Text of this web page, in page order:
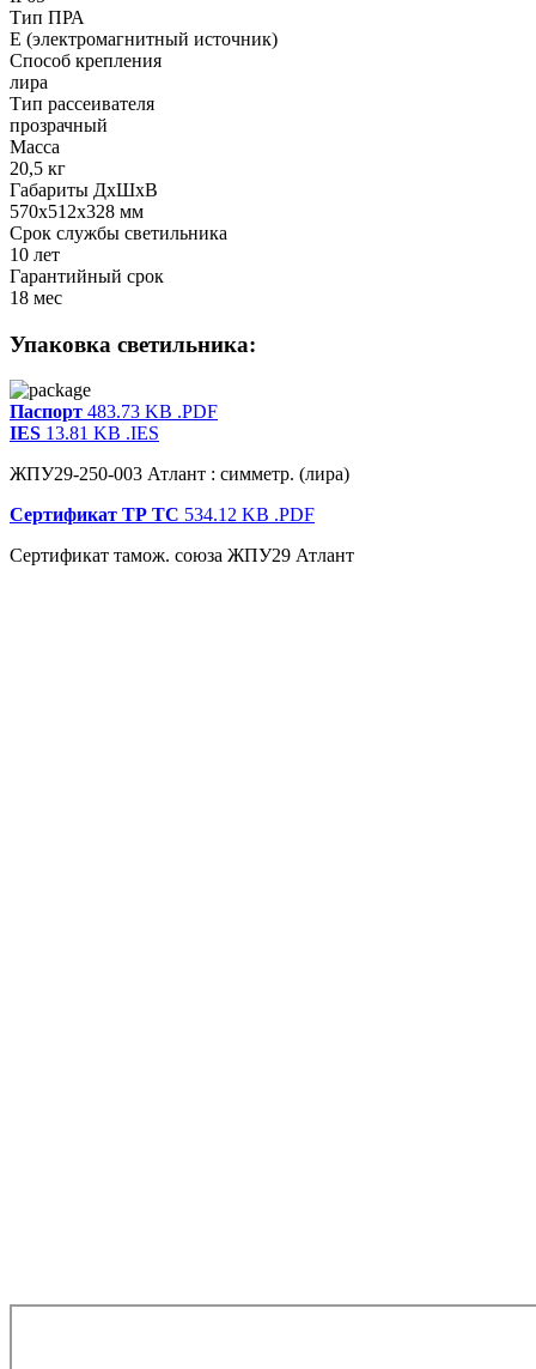
Тип ПРА
E (электромагнитный источник)
Способ крепления
лира
Тип рассеивателя
прозрачный
Масса
20,5 кг
Габариты ДхШхВ
570x512x328 мм
Срок службы светильника
10 лет
Гарантийный срок
18 мес
Упаковка светильника:
Паспорт 483.73 KB .PDF
IES 13.81 KB .IES
ЖПУ29-250-003 Атлант : симметр. (лира)
Сертификат ТР ТС 534.12 KB .PDF
Сертификат тамож. союза ЖПУ29 Атлант